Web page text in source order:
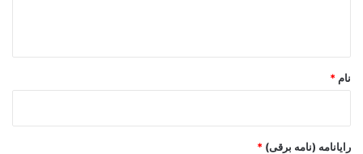
نام *
رایانامه (نامه برقی) *